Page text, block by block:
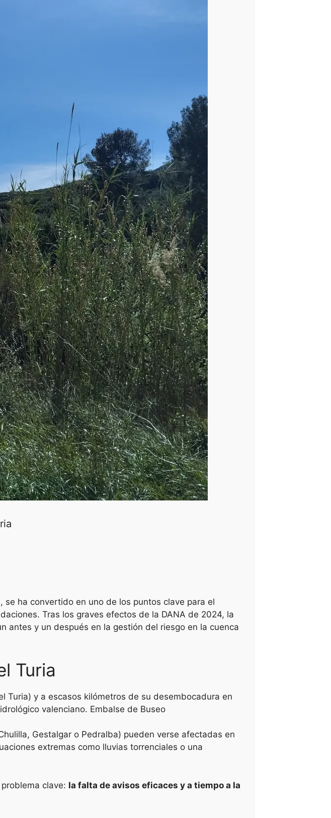
ha convertido en uno de los puntos clave para el
Tras los graves efectos de la DANA de 2024, la
antes y un después en la gestión del riesgo en la cuenca
Turia
Turia) y a escasos kilómetros de su desembocadura en
valenciano. Embalse de Buseo
Gestalgar o Pedralba) pueden verse afectadas en
extremas como lluvias torrenciales o una
clave: la falta de avisos eficaces y a tiempo a la